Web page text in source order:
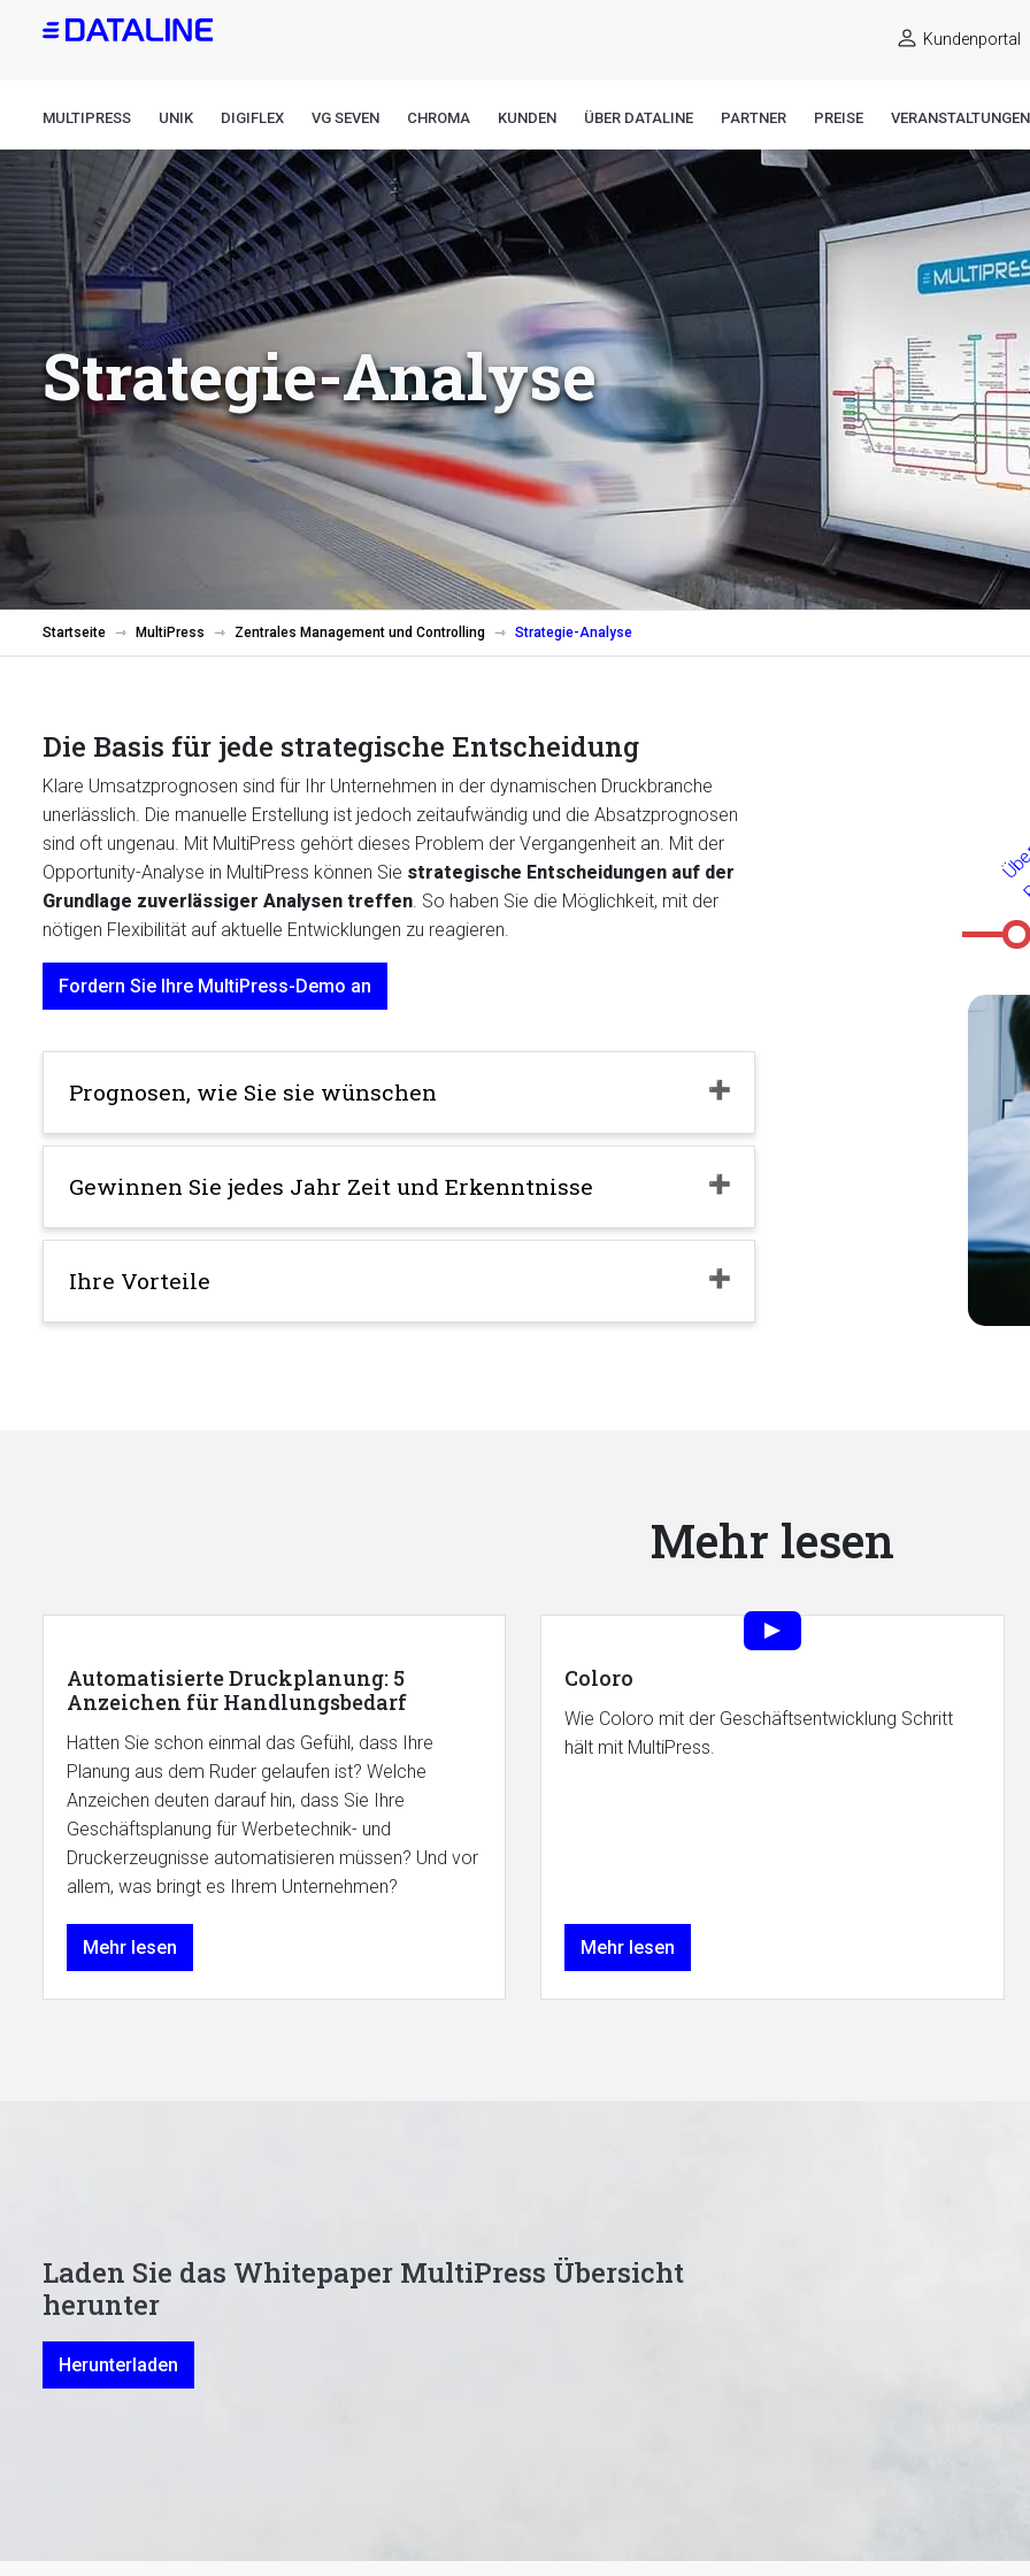
Kundenportal
MULTIPRESS UNIK DIGIFLEX VG SEVEN CHROMA KUNDEN ÜBER DATALINE PARTNER PREISE VERANSTALTUNGEN
Strategie-Analyse
Startseite MultiPress Zentrales Management und Controlling Strategie-Analyse
Die Basis für jede strategische Entscheidung
Klare Umsatzprognosen sind für Ihr Unternehmen in der dynamischen Druckbranche
unerlässlich. Die manuelle Erstellung ist jedoch zeitaufwändig und die Absatzprognosen
sind oft ungenau. Mit MultiPress gehört dieses Problem der Vergangenheit an. Mit der
Opportunity-Analyse in MultiPress können Sie strategische Entscheidungen auf der
Grundlage zuverlässiger Analysen treffen. So haben Sie die Möglichkeit, mit der
nötigen Flexibilität auf aktuelle Entwicklungen zu reagieren.
Fordern Sie Ihre MultiPress-Demo an
Prognosen, wie Sie sie wünschen
Gewinnen Sie jedes Jahr Zeit und Erkenntnisse
Ihre Vorteile
Mehr lesen
Automatisierte Druckplanung: 5
Anzeichen für Handlungsbedarf
Hatten Sie schon einmal das Gefühl, dass Ihre
Planung aus dem Ruder gelaufen ist? Welche
Anzeichen deuten darauf hin, dass Sie Ihre
Geschäftsplanung für Werbetechnik- und
Druckerzeugnisse automatisieren müssen? Und vor
allem, was bringt es Ihrem Unternehmen?
Mehr lesen
Coloro
Wie Coloro mit der Geschäftsentwicklung Schritt
hält mit MultiPress.
Mehr lesen
Laden Sie das Whitepaper MultiPress Übersicht
herunter
Herunterladen